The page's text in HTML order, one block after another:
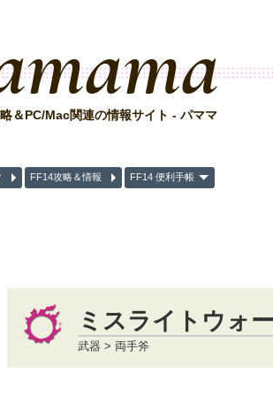
＆PC/Mac関連の情報サイト - パママ
FF14攻略＆情報 FF14 便利手帳
ミスライトウォ
武器 > 両手斧